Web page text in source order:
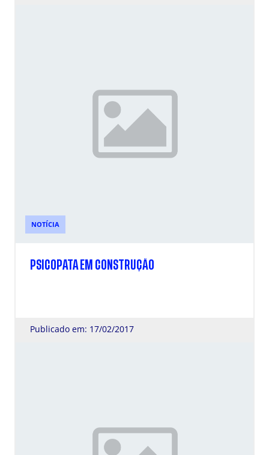
NOTÍCIA
PSICOPATA EM CONSTRUÇÃO
Publicado em: 17/02/2017